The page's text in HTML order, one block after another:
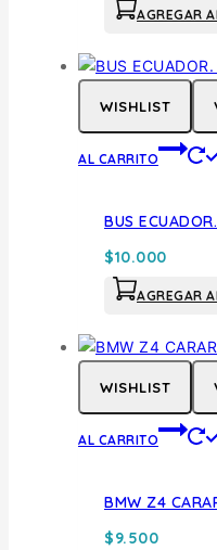
AGREGAR
WISHLIST
AL CARRITO
BUS
$10.000
AGREGAR
WISHLIST
AL CARRITO
BMW Z4
$9.500